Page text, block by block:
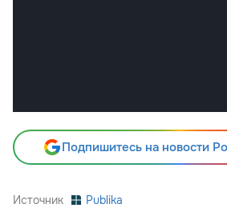
Подпишитесь на новости
Источник Publika